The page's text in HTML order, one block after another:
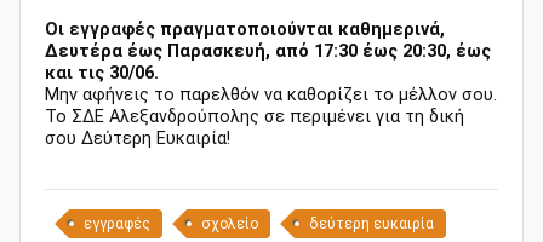
Οι εγγραφές πραγματοποιούνται καθημερινά,
Δευτέρα έως Παρασκευή, από 17:30 έως 20:30, έως
και τις 30/06.
Μην αφήνεις το παρελθόν να καθορίζει το μέλλον σου.
Το ΣΔΕ Αλεξανδρούπολης σε περιμένει για τη δική
σου Δεύτερη Ευκαιρία!
εγγραφές σχολείο δεύτερη ευκαιρία